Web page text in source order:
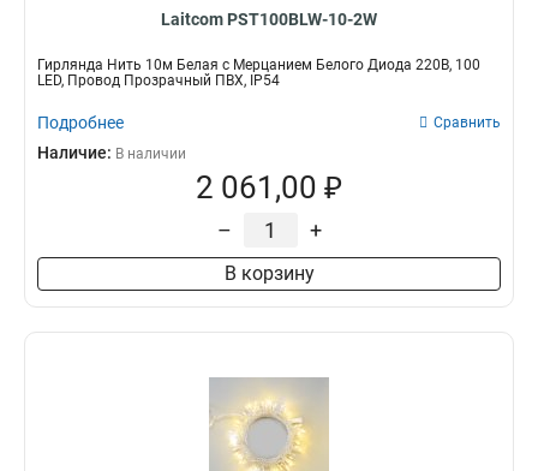
Laitcom PST100BLW-10-2W
Гирлянда Нить 10м Белая с Мерцанием Белого Диода 220В, 100
LED, Провод Прозрачный ПВХ, IP54
Подробнее Сравнить
Наличие: В наличии
2 061,00 ₽
– +
В корзину